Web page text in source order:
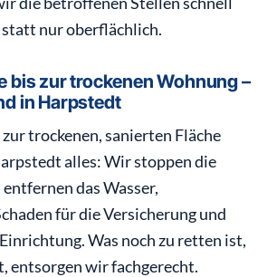
nur oberflächlich.
bis zur trockenen Wohnung –
in Harpstedt
trockenen, sanierten Fläche
alles: Wir stoppen die
das Wasser,
für die Versicherung und
Was noch zu retten ist,
entsorgen wir fachgerecht.